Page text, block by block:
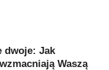
dwoje: Jak
Waszą